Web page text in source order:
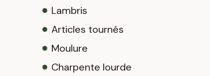
Lambris
Articles tournés
Moulure
Charpente lourde